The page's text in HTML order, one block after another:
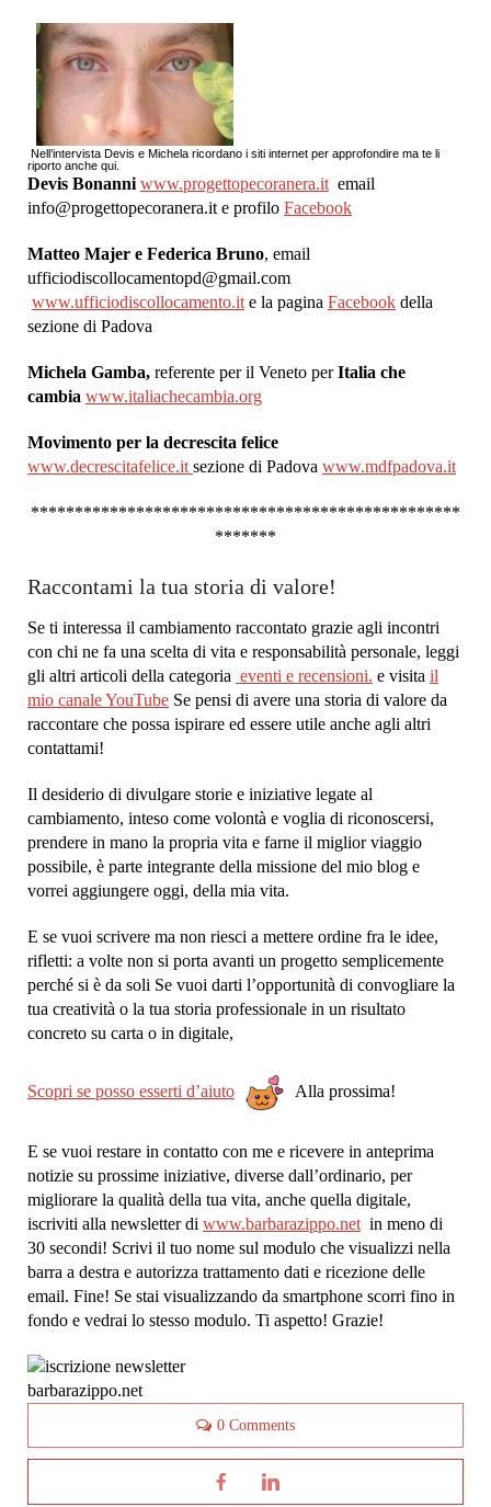
Nell’intervista Devis e Michela ricordano i siti internet per approfondire ma te li
riporto anche qui.
Devis Bonanni www.progettopecoranera.it email
info@progettopecoranera.it e profilo Facebook
Matteo Majer e Federica Bruno, email
ufficiodiscollocamentopd@gmail.com
www.ufficiodiscollocamento.it e la pagina Facebook della
sezione di Padova
Michela Gamba, referente per il Veneto perItalia che
cambia www.italiachecambia.org
Movimento per la decrescita felice
www.decrescitafelice.it sezione di Padova www.mdfpadova.it
*************************************************
*******
Raccontami la tua storia di valore!
Se ti interessa il cambiamento raccontato grazie agli incontri
con chi ne fa una scelta di vita e responsabilità personale, leggi
gli altri articoli della categoria eventi e recensioni. e visita il
mio canale YouTube Se pensi di avere una storia di valore da
raccontare che possa ispirare ed essere utile anche agli altri
contattami!
Il desiderio di divulgare storie e iniziative legate al
cambiamento, inteso come volontà e voglia di riconoscersi,
prendere in mano la propria vita e farne il miglior viaggio
possibile, è parte integrante della missione del mio blog e
vorrei aggiungere oggi, della mia vita.
E se vuoi scrivere ma non riesci a mettere ordine fra le idee,
rifletti: a volte non si porta avanti un progetto semplicemente
perché si è da soli Se vuoi darti l’opportunità di convogliare la
tua creatività o la tua storia professionale in un risultato
concreto su carta o in digitale,
Scopri se posso esserti d’aiuto Alla prossima!
E se vuoi restare in contatto con me e ricevere in anteprima
notizie su prossime iniziative, diverse dall’ordinario, per
migliorare la qualità della tua vita, anche quella digitale,
iscriviti alla newsletter di www.barbarazippo.net in meno di
30 secondi! Scrivi il tuo nome sul modulo che visualizzi nella
barra a destra e autorizza trattamento dati e ricezione delle
email. Fine! Se stai visualizzando da smartphone scorri fino in
fondo e vedrai lo stesso modulo. Ti aspetto! Grazie!
0 Comments